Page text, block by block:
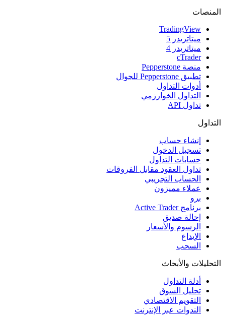
المنصات
TradingView
ميتاتريدر 5
ميتاتريدر 4
cTrader
منصة Pepperstone
تطبيق Pepperstone للجوال
أدوات التداول
التداول الخوارزمي
تداول API
التداول
إنشاء حساب
تسجيل الدخول
حسابات التداول
تداول العقود مقابل الفروقات
الحساب التجريبي
عملاء مميزون
برو
برنامج Active Trader
إحالة صديق
الرسوم والأسعار
الإيداع
السحب
التحليلات والأبحاث
أدلة التداول
تحليل السوق
التقويم الاقتصادي
الندوات عبر الإنترنت